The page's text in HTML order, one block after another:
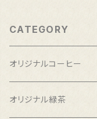
CATEGORY
オリジナルコーヒー
オリジナル緑茶